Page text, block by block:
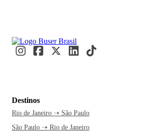
Destinos
Rio de Janeiro ➝ São Paulo
São Paulo ➝ Rio de Janeiro